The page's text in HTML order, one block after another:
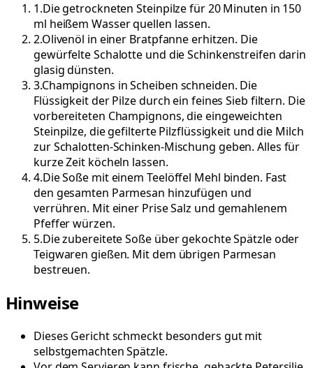
1.Die getrockneten Steinpilze für 20 Minuten in 150
ml heißem Wasser quellen lassen.
2.Olivenöl in einer Bratpfanne erhitzen. Die
gewürfelte Schalotte und die Schinkenstreifen darin
glasig dünsten.
3.Champignons in Scheiben schneiden. Die
Flüssigkeit der Pilze durch ein feines Sieb filtern. Die
vorbereiteten Champignons, die eingeweichten
Steinpilze, die gefilterte Pilzflüssigkeit und die Milch
zur Schalotten-Schinken-Mischung geben. Alles für
kurze Zeit köcheln lassen.
4.Die Soße mit einem Teelöffel Mehl binden. Fast
den gesamten Parmesan hinzufügen und
verrühren. Mit einer Prise Salz und gemahlenem
Pfeffer würzen.
5.Die zubereitete Soße über gekochte Spätzle oder
Teigwaren gießen. Mit dem übrigen Parmesan
bestreuen.
Hinweise
Dieses Gericht schmeckt besonders gut mit
selbstgemachten Spätzle.